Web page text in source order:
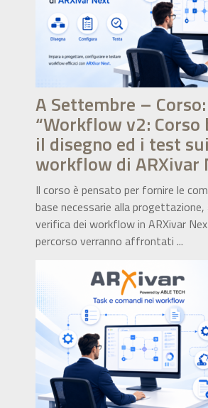
A Settembre – Corso:
“Workflow v2: Corso
il disegno ed i test sui
workflow di ARXivar
Il corso è pensato per fornire le
base necessarie alla progettazione,
verifica dei workflow in ARXivar
percorso verranno affrontati ...